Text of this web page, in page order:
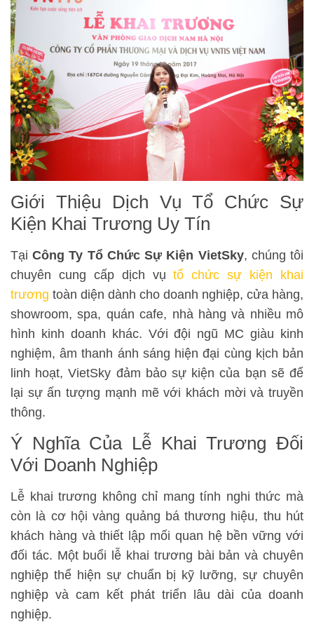
Giới Thiệu Dịch Vụ Tổ Chức Sự
Kiện Khai Trương Uy Tín
TạiCông Ty Tổ Chức Sự Kiện VietSky, chúng tôi
chuyên cung cấp dịch vụtổ chức sự kiện khai
trương toàn diện dành cho doanh nghiệp, cửa hàng,
showroom, spa, quán cafe, nhà hàng và nhiều mô
hình kinh doanh khác. Với đội ngũ MC giàu kinh
nghiệm, âm thanh ánh sáng hiện đại cùng kịch bản
linh hoạt, VietSky đảm bảo sự kiện của bạn sẽ để
lại sự ấn tượng mạnh mẽ với khách mời và truyền
thông.
Ý Nghĩa Của Lễ Khai Trương Đối
Với Doanh Nghiệp
Lễ khai trương không chỉ mang tính nghi thức mà
còn là cơ hội vàng quảng bá thương hiệu, thu hút
khách hàng và thiết lập mối quan hệ bền vững với
đối tác. Một buổi lễ khai trương bài bản và chuyên
nghiệp thể hiện sự chuẩn bị kỹ lưỡng, sự chuyên
nghiệp và cam kết phát triển lâu dài của doanh
nghiệp.